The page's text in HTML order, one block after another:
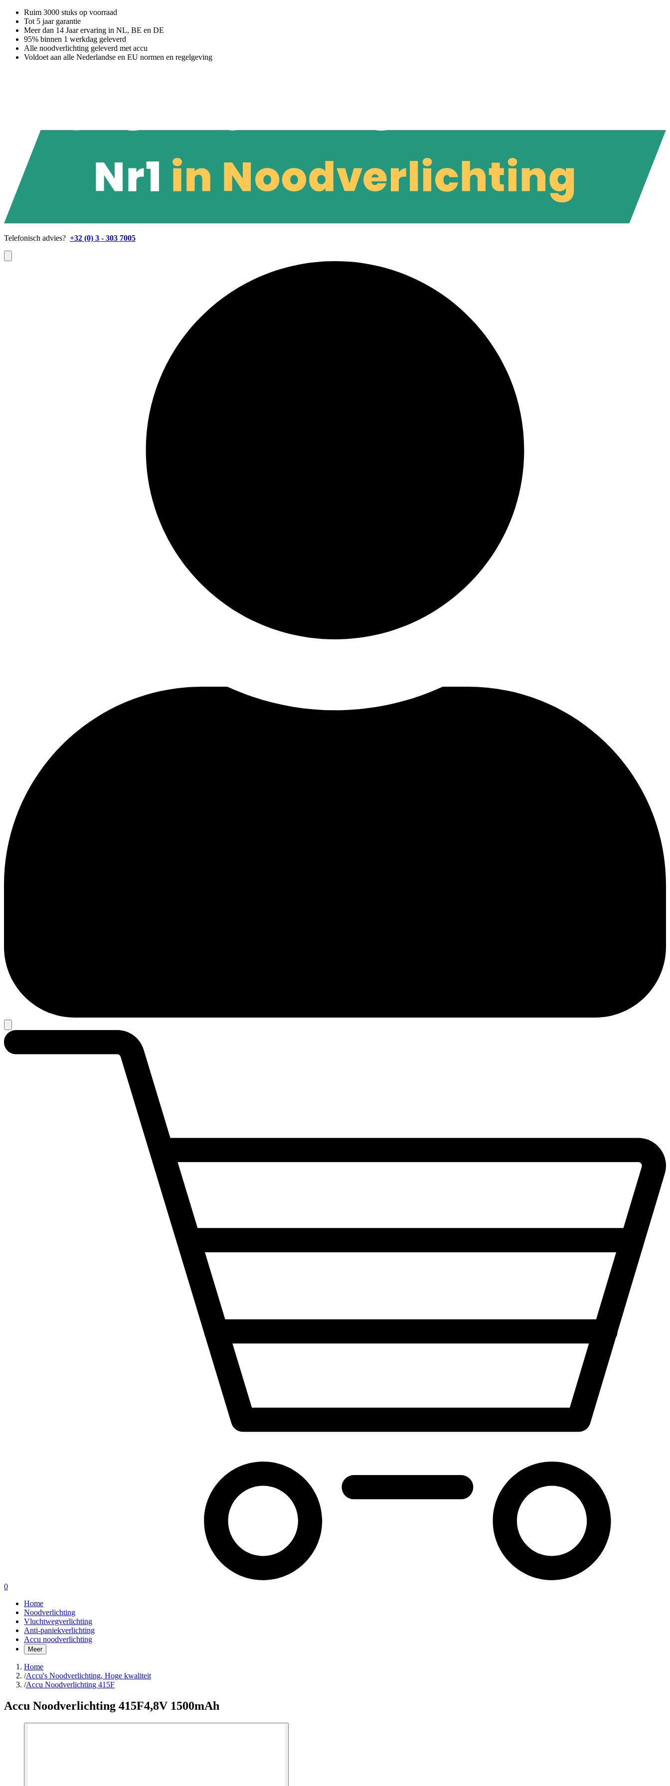
Ruim 3000 stuks op voorraad
Tot 5 jaar garantie
Meer dan 14 Jaar ervaring in NL, BE en DE
95% binnen 1 werkdag geleverd
Alle noodverlichting geleverd met accu
Voldoet aan alle Nederlandse en EU normen en regelgeving
Telefonisch advies? +32 (0) 3 - 303 7005
0
Home
Noodverlichting
Vluchtwegverlichting
Anti-paniekverlichting
Accu noodverlichting
Meer
Home
/Accu's Noodverlichting, Hoge kwaliteit
/Accu Noodverlichting 415F
Accu Noodverlichting 415F4,8V 1500mAh